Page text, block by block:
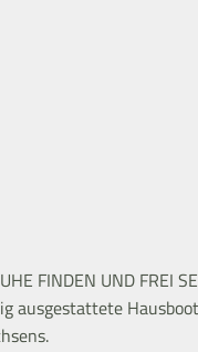
FINDEN UND FREI
ausgestattete